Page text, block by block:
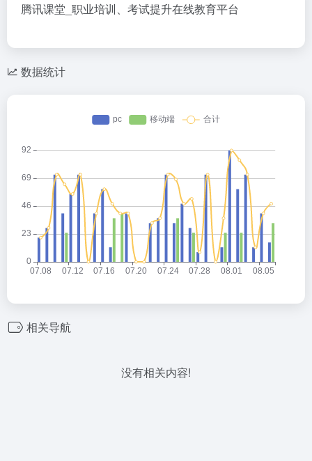
腾讯课堂_职业培训、考试提升在线教育平台
数据统计
相关导航
没有相关内容!